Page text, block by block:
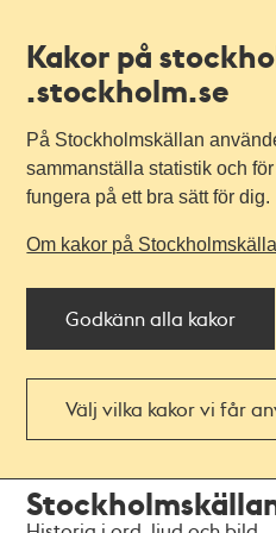
Kakor på
.stockholm.se
På Stockholmskällan
sammanställa statistik och
fungera på ett bra sätt för dig.
Om kakor på
Godkänn alla kakor
Välj vilka kakor vi får
navigationen
huvudinnehållet